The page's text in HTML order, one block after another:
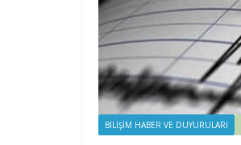
BILIŞIM HABER VE DUYURULARI